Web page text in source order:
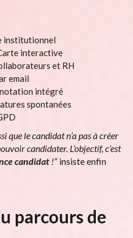
institutionnel
interactive
et RH
email
intégré
spontanées
que le candidat n’a pas à créer
candidater. L’objectif, c’est
candidat !” insiste enfin
parcours de